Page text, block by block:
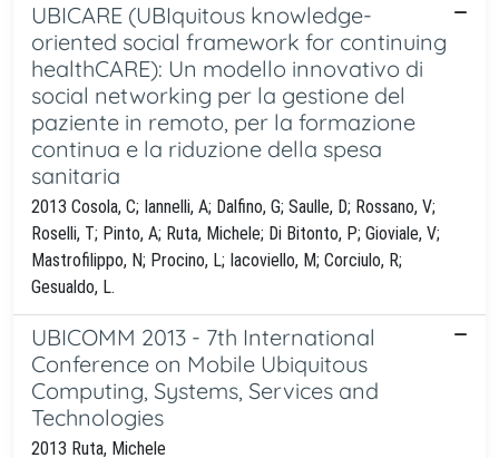
UBICARE (UBIquitous knowledge-
oriented social framework for continuing
healthCARE): Un modello innovativo di
social networking per la gestione del
paziente in remoto, per la formazione
continua e la riduzione della spesa
sanitaria
2013 Cosola, C; Iannelli, A; Dalfino, G; Saulle, D; Rossano, V;
Roselli, T; Pinto, A; Ruta, Michele; Di Bitonto, P; Gioviale, V;
Mastrofilippo, N; Procino, L; Iacoviello, M; Corciulo, R;
Gesualdo, L.
UBICOMM 2013 - 7th International
Conference on Mobile Ubiquitous
Computing, Systems, Services and
Technologies
2013 Ruta, Michele